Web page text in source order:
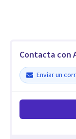
Contacta con
Enviar un